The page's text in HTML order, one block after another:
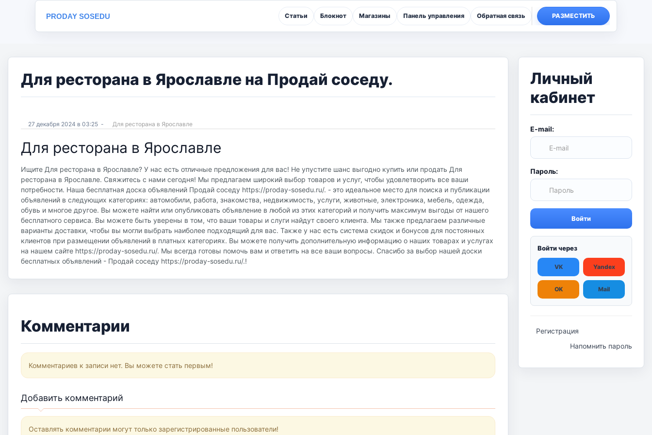
PRODAY SOSEDU Статьи Блокнот Магазины Панель управления Обратная связь РАЗМЕСТИТЬ
Для ресторана в Ярославле на Продай соседу.
27 декабря 2024 в 03:25 - Для ресторана в Ярославле
Для ресторана в Ярославле
Ищите Для ресторана в Ярославле? У нас есть отличные предложения для вас! Не упустите шанс выгодно купить или продать Для
ресторана в Ярославле. Свяжитесь с нами сегодня! Мы предлагаем широкий выбор товаров и услуг, чтобы удовлетворить все ваши
потребности. Наша бесплатная доска объявлений Продай соседу https://proday-sosedu.ru/. - это идеальное место для поиска и публикации
объявлений в следующих категориях: автомобили, работа, знакомства, недвижимость, услуги, животные, электроника, мебель, одежда,
обувь и многое другое. Вы можете найти или опубликовать объявление в любой из этих категорий и получить максимум выгоды от нашего
бесплатного сервиса. Вы можете быть уверены в том, что ваши товары и слуги найдут своего клиента. Мы также предлагаем различные
варианты доставки, чтобы вы могли выбрать наиболее подходящий для вас. Также у нас есть система скидок и бонусов для постоянных
клиентов при размещении объявлений в платных категориях. Вы можете получить дополнительную информацию о наших товарах и услугах
на нашем сайте https://proday-sosedu.ru/. Мы всегда готовы помочь вам и ответить на все ваши вопросы. Спасибо за выбор нашей доски
бесплатных объявлений - Продай соседу https://proday-sosedu.ru/.!
Комментарии
Комментариев к записи нет. Вы можете стать первым!
Добавить комментарий
Оставлять комментарии могут только зарегистрированные пользователи!
Личный
кабинет
E-mail:
Пароль:
Войти
Войти через
VK Yandex
OK Mail
Регистрация
Напомнить пароль